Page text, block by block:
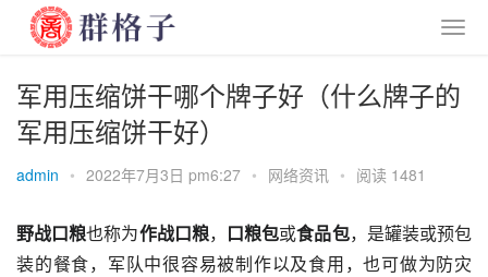
军用压缩饼干哪个牌子好（什么牌子的
军用压缩饼干好）
admin • 2022年7月3日 pm6:27 • 网络资讯 • 阅读 1481
野战口粮也称为作战口粮， 口粮包或食品包，是罐装或预包
装的餐食，军队中很容易被制作以及食用，也可做为防灾